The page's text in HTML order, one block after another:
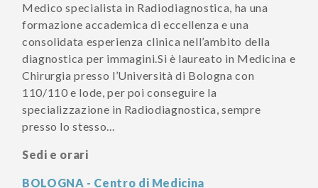
Medico specialista in Radiodiagnostica, ha una
formazione accademica di eccellenza e una
consolidata esperienza clinica nell’ambito della
diagnostica per immagini.Si è laureato in Medicina e
Chirurgia presso l’Università di Bologna con
110/110 e lode, per poi conseguire la
specializzazione in Radiodiagnostica, sempre
presso lo stesso...
Sedi e orari
BOLOGNA - Centro di Medicina